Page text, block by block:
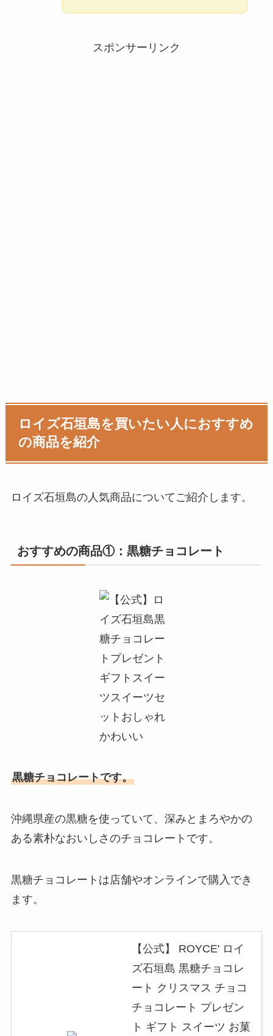
スポンサーリンク
ロイズ石垣島を買いたい人におすすめ
の商品を紹介
ロイズ石垣島の人気商品についてご紹介します。
おすすめの商品①：黒糖チョコレート
黒糖チョコレートです。
沖縄県産の黒糖を使っていて、深みとまろやかの
ある素朴なおいしさのチョコレートです。
黒糖チョコレートは店舗やオンラインで購入でき
ます。
【公式】 ROYCE' ロイ
ズ石垣島 黒糖チョコレ
ート クリスマス チョコ
チョコレート プレゼン
ト ギフト スイーツ お菓